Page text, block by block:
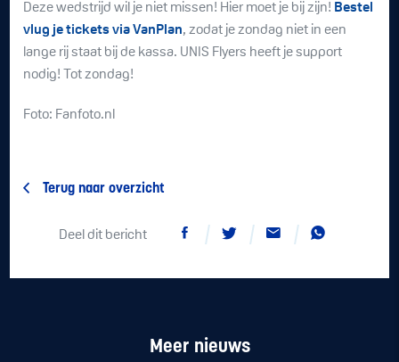
Deze wedstrijd wil je niet missen! Hier moet je bij zijn! Bestel
vlug je tickets via VanPlan, zodat je zondag niet in een
lange rij staat bij de kassa. UNIS Flyers heeft je support
nodig! Tot zondag!
Foto: Fanfoto.nl
Terug naar overzicht
Deel dit bericht
Meer nieuws